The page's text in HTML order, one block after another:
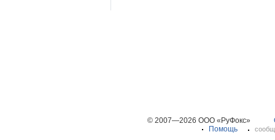
© 2007—2026 ООО «РуФокс»
Помощь